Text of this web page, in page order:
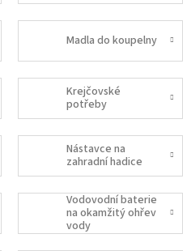
Madla do koupelny
Krejčovské
potřeby
Nástavce na
zahradní hadice
Vodovodní baterie
na okamžitý ohřev
vody